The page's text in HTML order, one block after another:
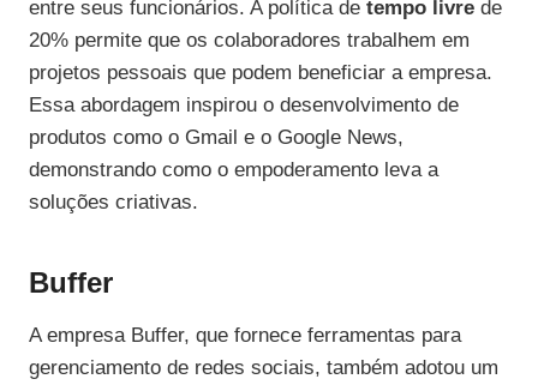
entre seus funcionários. A política de tempo livre de
20% permite que os colaboradores trabalhem em
projetos pessoais que podem beneficiar a empresa.
Essa abordagem inspirou o desenvolvimento de
produtos como o Gmail e o Google News,
demonstrando como o empoderamento leva a
soluções criativas.
Buffer
A empresa Buffer, que fornece ferramentas para
gerenciamento de redes sociais, também adotou um